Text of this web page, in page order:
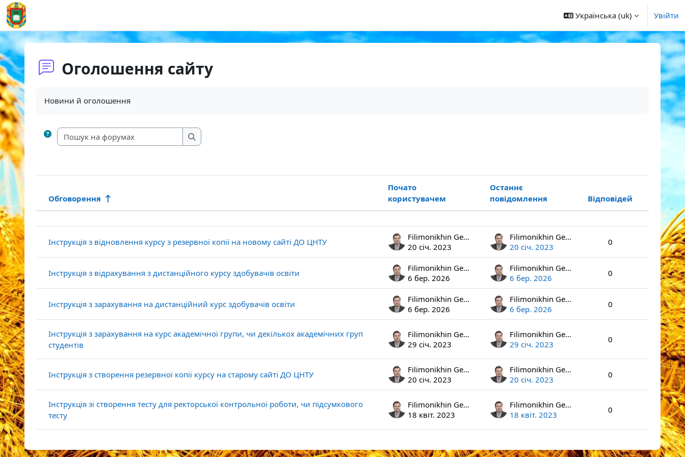
Перейти до головного вмісту
Українська ‎(uk)‎ Увійти
Оголошення сайту
Новини й оголошення
Пошук на форумах
Пошук на форумах
Статус
Обговорення
Почато
користувачем
Останнє
повідомлення
Відповідей
Дії
Інструкція з відновлення курсу з резервної копії на новому сайті ДО ЦНТУ
Filimonikhin Gennadiy
20 січ. 2023
Filimonikhin Gennadiy
20 січ. 2023
0
Інструкція з відрахування з дистанційного курсу здобувачів освіти
Filimonikhin Gennadiy
6 бер. 2026
Filimonikhin Gennadiy
6 бер. 2026
0
Інструкція з зарахування на дистанційний курс здобувачів освіти
Filimonikhin Gennadiy
6 бер. 2026
Filimonikhin Gennadiy
6 бер. 2026
0
Інструкція з зарахування на курс академічної групи, чи декількох академічних груп
студентів
Filimonikhin Gennadiy
29 січ. 2023
Filimonikhin Gennadiy
29 січ. 2023
0
Інструкція з створення резервної копії курсу на старому сайті ДО ЦНТУ
Filimonikhin Gennadiy
20 січ. 2023
Filimonikhin Gennadiy
20 січ. 2023
0
Інструкція зі створення тесту для ректорської контрольної роботи, чи підсумкового
тесту
Filimonikhin Gennadiy
18 квіт. 2023
Filimonikhin Gennadiy
18 квіт. 2023
0